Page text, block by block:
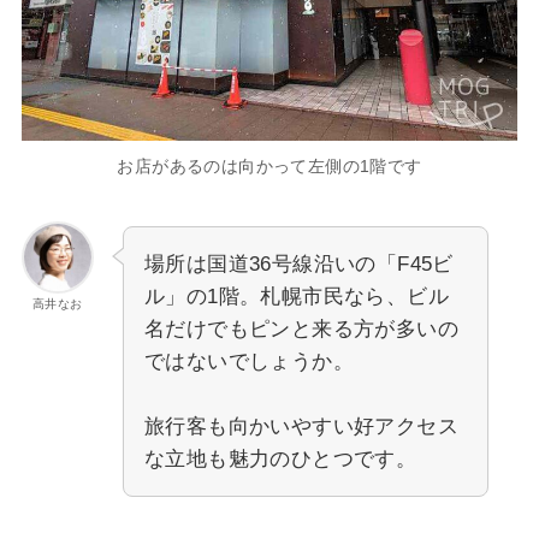
お店があるのは向かって左側の1階です
高井なお
場所は国道36号線沿いの「F45ビ
ル」の1階。札幌市民なら、ビル
名だけでもピンと来る方が多いの
ではないでしょうか。
旅行客も向かいやすい好アクセス
な立地も魅力のひとつです。